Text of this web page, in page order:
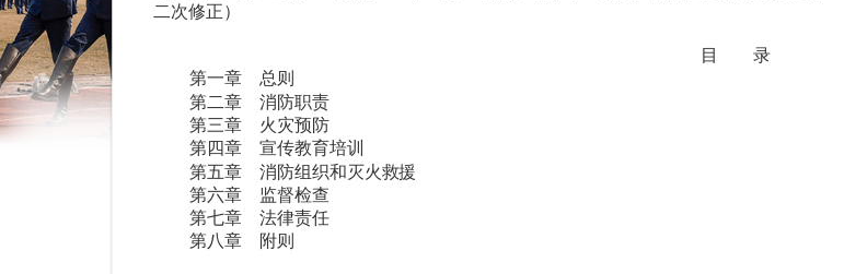
二次修正）
目 录
第一章 总则
第二章 消防职责
第三章 火灾预防
第四章 宣传教育培训
第五章 消防组织和灭火救援
第六章 监督检查
第七章 法律责任
第八章 附则